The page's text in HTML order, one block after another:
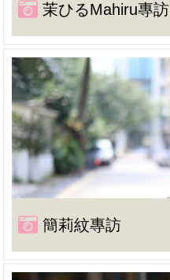
茉ひるMahiru專訪
簡莉紋專訪